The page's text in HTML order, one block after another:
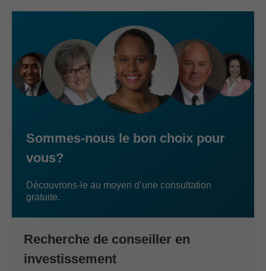
Sommes-nous le bon choix pour
vous?
Découvrons-le au moyen d’une consultation
gratuite.
Recherche de conseiller en
investissement